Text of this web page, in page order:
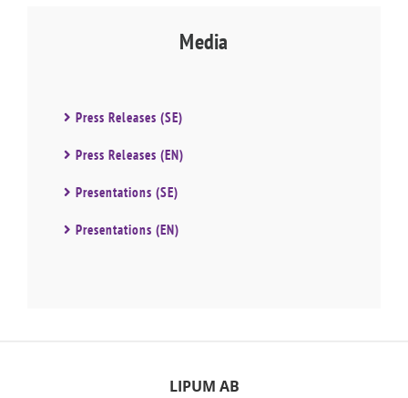
Media
Press Releases (SE)
Press Releases (EN)
Presentations (SE)
Presentations (EN)
LIPUM AB